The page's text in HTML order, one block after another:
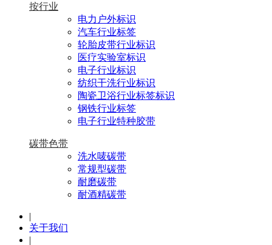
按行业
电力户外标识
汽车行业标签
轮胎皮带行业标识
医疗实验室标识
电子行业标识
纺织干洗行业标识
陶瓷卫浴行业标签标识
钢铁行业标签
电子行业特种胶带
碳带色带
洗水唛碳带
常规型碳带
耐磨碳带
耐酒精碳带
|
关于我们
|